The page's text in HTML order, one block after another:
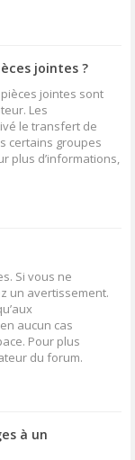
jointes ?
jointes sont
Les
le transfert de
certains groupes
plus d’informations,
Si vous ne
un avertissement.
aucun cas
Pour plus
du forum.
à un